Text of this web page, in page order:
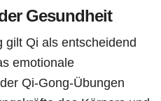
Gesundheit
gilt Qi als entscheidend
emotionale
Qi-Gong-Übungen